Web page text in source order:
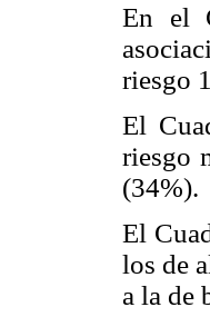
En el
riesgo
El
riesgo
(34%).
El
los de
a la de